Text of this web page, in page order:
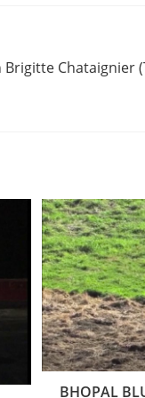
Brigitte Chataignier
BHOPAL